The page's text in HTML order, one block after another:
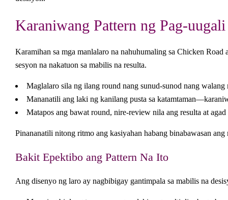
Karaniwang Pattern ng Pag-
Karamihan sa mga manlalaro na nahuhumaling sa Chicken
sesyon na nakatuon sa mabilis na resulta.
Maglalaro sila ng ilang round nang sunud-sunod nang walang
Mananatili ang laki ng kanilang pusta sa
Matapos ang bawat round, nire-review nila ang resulta at
Pinananatili nitong ritmo ang kasiyahan habang binabawasan
Bakit Epektibo ang Pattern Na Ito
Ang disenyo ng laro ay nagbibigay gantimpala sa mabilis na